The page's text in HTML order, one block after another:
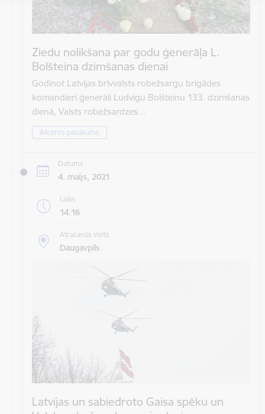
Ziedu nolikšana par godu ģenerāļa L.
Bolšteina dzimšanas dienai
Godinot Latvijas brīvvalsts robežsargu brigādes
komandieri ģenerāli Ludvigu Bolšteinu 133. dzimšanas
dienā, Valsts robežsardzes…
Atceres pasākums
Datums
4. maijs, 2021
Laiks
14.16
Atrašanās vieta
Daugavpils
Latvijas un sabiedroto Gaisa spēku un